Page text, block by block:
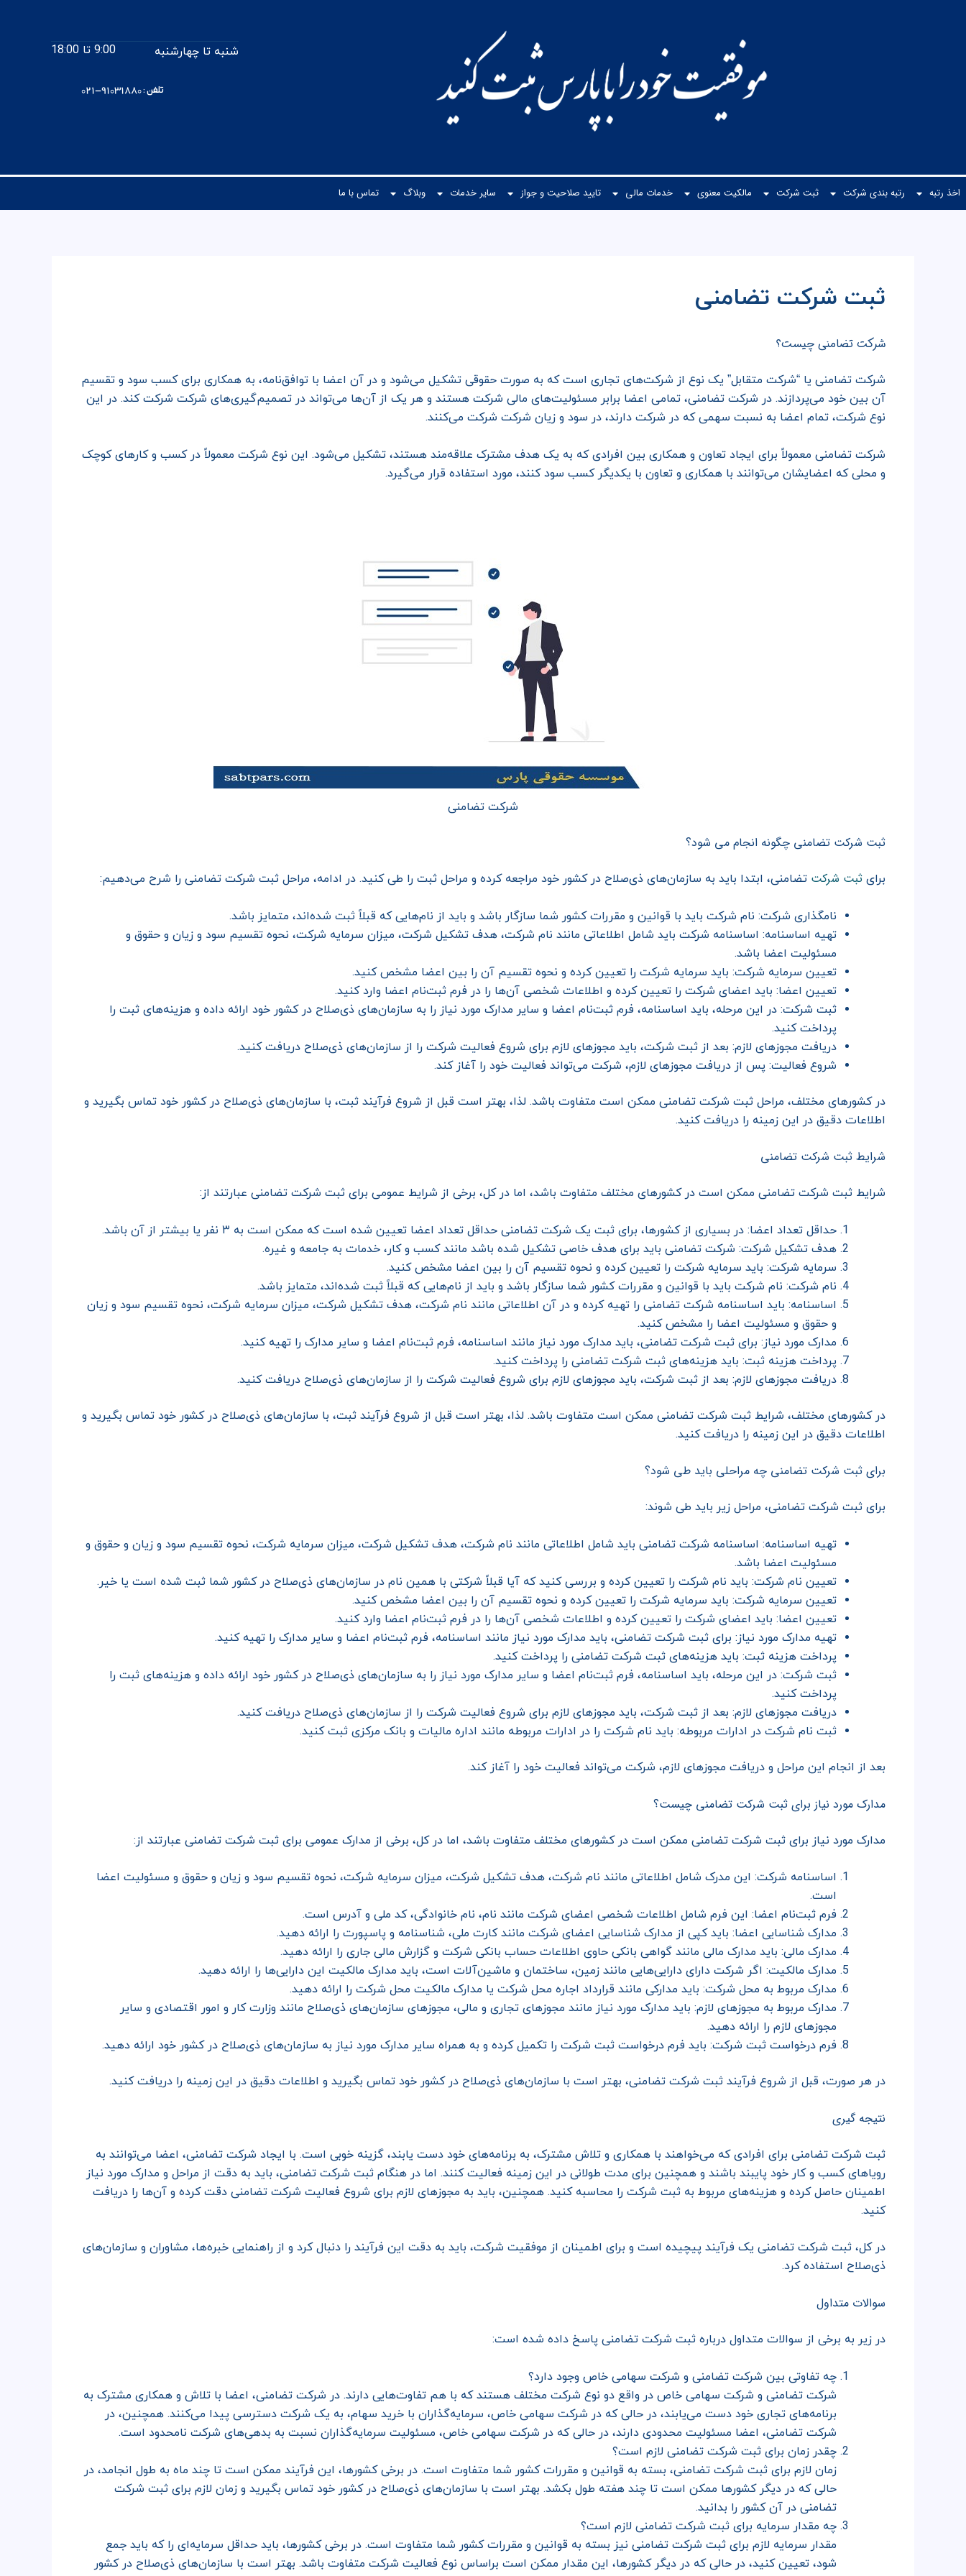
شنبه تا چهارشنبه 9:00 تا 18:00
تلفن : 91031880-021
اخذ رتبه رتبه بندی شرکت ثبت شرکت مالكیت معنوی خدمات مالی تایید صلاحیت و جواز سایر خدمات وبلاگ تماس با ما
ثبت شرکت تضامنی
شرکت تضامنی چیست؟
شرکت تضامنی یا “شرکت متقابل” یک نوع از شرکت‌های تجاری است که به صورت حقوقی تشکیل می‌شود و در آن اعضا با توافق‌نامه، به همکاری برای کسب سود و تقسیم
آن بین خود می‌پردازند. در شرکت تضامنی، تمامی اعضا برابر مسئولیت‌های مالی شرکت هستند و هر یک از آن‌ها می‌تواند در تصمیم‌گیری‌های شرکت شرکت کند. در این
نوع شرکت، تمام اعضا به نسبت سهمی که در شرکت دارند، در سود و زیان شرکت شرکت می‌کنند.
شرکت تضامنی معمولاً برای ایجاد تعاون و همکاری بین افرادی که به یک هدف مشترک علاقه‌مند هستند، تشکیل می‌شود. این نوع شرکت معمولاً در کسب و کارهای کوچک
و محلی که اعضایشان می‌توانند با همکاری و تعاون با یکدیگر کسب سود کنند، مورد استفاده قرار می‌گیرد.
شرکت تضامنی
ثبت شرکت تضامنی چگونه انجام می شود؟
برای ثبت شرکت تضامنی، ابتدا باید به سازمان‌های ذی‌صلاح در کشور خود مراجعه کرده و مراحل ثبت را طی کنید. در ادامه، مراحل ثبت شرکت تضامنی را شرح می‌دهیم:
نامگذاری شرکت: نام شرکت باید با قوانین و مقررات کشور شما سازگار باشد و باید از نام‌هایی که قبلاً ثبت شده‌اند، متمایز باشد.
تهیه اساسنامه: اساسنامه شرکت باید شامل اطلاعاتی مانند نام شرکت، هدف تشکیل شرکت، میزان سرمایه شرکت، نحوه تقسیم سود و زیان و حقوق و
مسئولیت اعضا باشد.
تعیین سرمایه شرکت: باید سرمایه شرکت را تعیین کرده و نحوه تقسیم آن را بین اعضا مشخص کنید.
تعیین اعضا: باید اعضای شرکت را تعیین کرده و اطلاعات شخصی آن‌ها را در فرم ثبت‌نام اعضا وارد کنید.
ثبت شرکت: در این مرحله، باید اساسنامه، فرم ثبت‌نام اعضا و سایر مدارک مورد نیاز را به سازمان‌های ذی‌صلاح در کشور خود ارائه داده و هزینه‌های ثبت را
پرداخت کنید.
دریافت مجوزهای لازم: بعد از ثبت شرکت، باید مجوزهای لازم برای شروع فعالیت شرکت را از سازمان‌های ذی‌صلاح دریافت کنید.
شروع فعالیت: پس از دریافت مجوزهای لازم، شرکت می‌تواند فعالیت خود را آغاز کند.
در کشورهای مختلف، مراحل ثبت شرکت تضامنی ممکن است متفاوت باشد. لذا، بهتر است قبل از شروع فرآیند ثبت، با سازمان‌های ذی‌صلاح در کشور خود تماس بگیرید و
اطلاعات دقیق در این زمینه را دریافت کنید.
شرایط ثبت شرکت تضامنی
شرایط ثبت شرکت تضامنی ممکن است در کشورهای مختلف متفاوت باشد، اما در کل، برخی از شرایط عمومی برای ثبت شرکت تضامنی عبارتند از:
حداقل تعداد اعضا: در بسیاری از کشورها، برای ثبت یک شرکت تضامنی حداقل تعداد اعضا تعیین شده است که ممکن است به ۳ نفر یا بیشتر از آن باشد.
هدف تشکیل شرکت: شرکت تضامنی باید برای هدف خاصی تشکیل شده باشد مانند کسب و کار، خدمات به جامعه و غیره.
سرمایه شرکت: باید سرمایه شرکت را تعیین کرده و نحوه تقسیم آن را بین اعضا مشخص کنید.
نام شرکت: نام شرکت باید با قوانین و مقررات کشور شما سازگار باشد و باید از نام‌هایی که قبلاً ثبت شده‌اند، متمایز باشد.
اساسنامه: باید اساسنامه شرکت تضامنی را تهیه کرده و در آن اطلاعاتی مانند نام شرکت، هدف تشکیل شرکت، میزان سرمایه شرکت، نحوه تقسیم سود و زیان
و حقوق و مسئولیت اعضا را مشخص کنید.
مدارک مورد نیاز: برای ثبت شرکت تضامنی، باید مدارک مورد نیاز مانند اساسنامه، فرم ثبت‌نام اعضا و سایر مدارک را تهیه کنید.
پرداخت هزینه ثبت: باید هزینه‌های ثبت شرکت تضامنی را پرداخت کنید.
دریافت مجوزهای لازم: بعد از ثبت شرکت، باید مجوزهای لازم برای شروع فعالیت شرکت را از سازمان‌های ذی‌صلاح دریافت کنید.
در کشورهای مختلف، شرایط ثبت شرکت تضامنی ممکن است متفاوت باشد. لذا، بهتر است قبل از شروع فرآیند ثبت، با سازمان‌های ذی‌صلاح در کشور خود تماس بگیرید و
اطلاعات دقیق در این زمینه را دریافت کنید.
برای ثبت شرکت تضامنی چه مراحلی باید طی شود؟
برای ثبت شرکت تضامنی، مراحل زیر باید طی شوند:
تهیه اساسنامه: اساسنامه شرکت تضامنی باید شامل اطلاعاتی مانند نام شرکت، هدف تشکیل شرکت، میزان سرمایه شرکت، نحوه تقسیم سود و زیان و حقوق و
مسئولیت اعضا باشد.
تعیین نام شرکت: باید نام شرکت را تعیین کرده و بررسی کنید که آیا قبلاً شرکتی با همین نام در سازمان‌های ذی‌صلاح در کشور شما ثبت شده است یا خیر.
تعیین سرمایه شرکت: باید سرمایه شرکت را تعیین کرده و نحوه تقسیم آن را بین اعضا مشخص کنید.
تعیین اعضا: باید اعضای شرکت را تعیین کرده و اطلاعات شخصی آن‌ها را در فرم ثبت‌نام اعضا وارد کنید.
تهیه مدارک مورد نیاز: برای ثبت شرکت تضامنی، باید مدارک مورد نیاز مانند اساسنامه، فرم ثبت‌نام اعضا و سایر مدارک را تهیه کنید.
پرداخت هزینه ثبت: باید هزینه‌های ثبت شرکت تضامنی را پرداخت کنید.
ثبت شرکت: در این مرحله، باید اساسنامه، فرم ثبت‌نام اعضا و سایر مدارک مورد نیاز را به سازمان‌های ذی‌صلاح در کشور خود ارائه داده و هزینه‌های ثبت را
پرداخت کنید.
دریافت مجوزهای لازم: بعد از ثبت شرکت، باید مجوزهای لازم برای شروع فعالیت شرکت را از سازمان‌های ذی‌صلاح دریافت کنید.
ثبت نام شرکت در ادارات مربوطه: باید نام شرکت را در ادارات مربوطه مانند اداره مالیات و بانک مرکزی ثبت کنید.
بعد از انجام این مراحل و دریافت مجوزهای لازم، شرکت می‌تواند فعالیت خود را آغاز کند.
مدارک مورد نیاز برای ثبت شرکت تضامنی چیست؟
مدارک مورد نیاز برای ثبت شرکت تضامنی ممکن است در کشورهای مختلف متفاوت باشد، اما در کل، برخی از مدارک عمومی برای ثبت شرکت تضامنی عبارتند از:
اساسنامه شرکت: این مدرک شامل اطلاعاتی مانند نام شرکت، هدف تشکیل شرکت، میزان سرمایه شرکت، نحوه تقسیم سود و زیان و حقوق و مسئولیت اعضا
است.
فرم ثبت‌نام اعضا: این فرم شامل اطلاعات شخصی اعضای شرکت مانند نام، نام خانوادگی، کد ملی و آدرس است.
مدارک شناسایی اعضا: باید کپی از مدارک شناسایی اعضای شرکت مانند کارت ملی، شناسنامه و پاسپورت را ارائه دهید.
مدارک مالی: باید مدارک مالی مانند گواهی بانکی حاوی اطلاعات حساب بانکی شرکت و گزارش مالی جاری را ارائه دهید.
مدارک مالکیت: اگر شرکت دارای دارایی‌هایی مانند زمین، ساختمان و ماشین‌آلات است، باید مدارک مالکیت این دارایی‌ها را ارائه دهید.
مدارک مربوط به محل شرکت: باید مدارکی مانند قرارداد اجاره محل شرکت یا مدارک مالکیت محل شرکت را ارائه دهید.
مدارک مربوط به مجوزهای لازم: باید مدارک مورد نیاز مانند مجوزهای تجاری و مالی، مجوزهای سازمان‌های ذی‌صلاح مانند وزارت کار و امور اقتصادی و سایر
مجوزهای لازم را ارائه دهید.
فرم درخواست ثبت شرکت: باید فرم درخواست ثبت شرکت را تکمیل کرده و به همراه سایر مدارک مورد نیاز به سازمان‌های ذی‌صلاح در کشور خود ارائه دهید.
در هر صورت، قبل از شروع فرآیند ثبت شرکت تضامنی، بهتر است با سازمان‌های ذی‌صلاح در کشور خود تماس بگیرید و اطلاعات دقیق در این زمینه را دریافت کنید.
نتیجه گیری
ثبت شرکت تضامنی برای افرادی که می‌خواهند با همکاری و تلاش مشترک، به برنامه‌های خود دست یابند، گزینه خوبی است. با ایجاد شرکت تضامنی، اعضا می‌توانند به
رویاهای کسب و کار خود پایبند باشند و همچنین برای مدت طولانی در این زمینه فعالیت کنند. اما در هنگام ثبت شرکت تضامنی، باید به دقت از مراحل و مدارک مورد نیاز
اطمینان حاصل کرده و هزینه‌های مربوط به ثبت شرکت را محاسبه کنید. همچنین، باید به مجوزهای لازم برای شروع فعالیت شرکت تضامنی دقت کرده و آن‌ها را دریافت
کنید.
در کل، ثبت شرکت تضامنی یک فرآیند پیچیده است و برای اطمینان از موفقیت شرکت، باید به دقت این فرآیند را دنبال کرد و از راهنمایی خبره‌ها، مشاوران و سازمان‌های
ذی‌صلاح استفاده کرد.
سوالات متداول
در زیر به برخی از سوالات متداول درباره ثبت شرکت تضامنی پاسخ داده شده است:
چه تفاوتی بین شرکت تضامنی و شرکت سهامی خاص وجود دارد؟
شرکت تضامنی و شرکت سهامی خاص در واقع دو نوع شرکت مختلف هستند که با هم تفاوت‌هایی دارند. در شرکت تضامنی، اعضا با تلاش و همکاری مشترک به
برنامه‌های تجاری خود دست می‌یابند، در حالی که در شرکت سهامی خاص، سرمایه‌گذاران با خرید سهام، به یک شرکت دسترسی پیدا می‌کنند. همچنین، در
شرکت تضامنی، اعضا مسئولیت محدودی دارند، در حالی که در شرکت سهامی خاص، مسئولیت سرمایه‌گذاران نسبت به بدهی‌های شرکت نامحدود است.
چقدر زمان برای ثبت شرکت تضامنی لازم است؟
زمان لازم برای ثبت شرکت تضامنی، بسته به قوانین و مقررات کشور شما متفاوت است. در برخی کشورها، این فرآیند ممکن است تا چند ماه به طول انجامد، در
حالی که در دیگر کشورها ممکن است تا چند هفته طول بکشد. بهتر است با سازمان‌های ذی‌صلاح در کشور خود تماس بگیرید و زمان لازم برای ثبت شرکت
تضامنی در آن کشور را بدانید.
چه مقدار سرمایه برای ثبت شرکت تضامنی لازم است؟
مقدار سرمایه لازم برای ثبت شرکت تضامنی نیز بسته به قوانین و مقررات کشور شما متفاوت است. در برخی کشورها، باید حداقل سرمایه‌ای را که باید جمع
شود، تعیین کنید، در حالی که در دیگر کشورها، این مقدار ممکن است براساس نوع فعالیت شرکت متفاوت باشد. بهتر است با سازمان‌های ذی‌صلاح در کشور